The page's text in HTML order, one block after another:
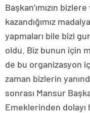
Başkan’ımızın
kazandığımız
yapmaları bile bizi
oldu. Biz bunun için
de bu organizasyon
zaman bizlerin
sonrası Mansur
Emeklerinden